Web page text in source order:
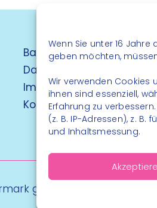
Wenn Sie unter 16
geben möchten,
Wir verwenden Cookies
ihnen sind essenziell,
Erfahrung zu
(z. B. IP-Adressen), z.
und Inhaltsmessung.
Barrierefreiheit
Datenschutz
Impressum
Kontakt
gGmbH - Alle Rechte